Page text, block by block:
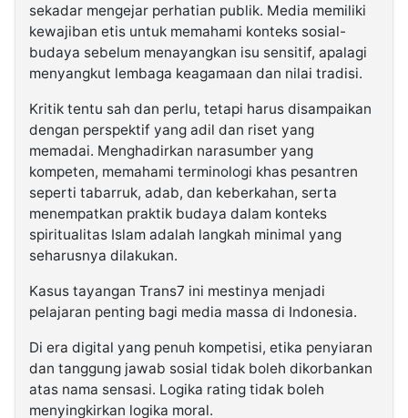
sekadar mengejar perhatian publik. Media memiliki
kewajiban etis untuk memahami konteks sosial-
budaya sebelum menayangkan isu sensitif, apalagi
menyangkut lembaga keagamaan dan nilai tradisi.
Kritik tentu sah dan perlu, tetapi harus disampaikan
dengan perspektif yang adil dan riset yang
memadai. Menghadirkan narasumber yang
kompeten, memahami terminologi khas pesantren
seperti tabarruk, adab, dan keberkahan, serta
menempatkan praktik budaya dalam konteks
spiritualitas Islam adalah langkah minimal yang
seharusnya dilakukan.
Kasus tayangan Trans7 ini mestinya menjadi
pelajaran penting bagi media massa di Indonesia.
Di era digital yang penuh kompetisi, etika penyiaran
dan tanggung jawab sosial tidak boleh dikorbankan
atas nama sensasi. Logika rating tidak boleh
menyingkirkan logika moral.